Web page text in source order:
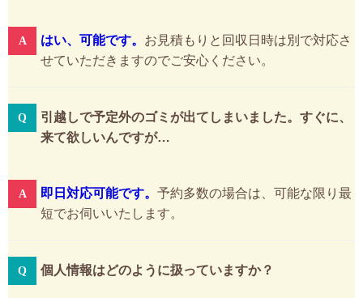
はい、可能です。 お見積もりと回収日時は別で対応さ
せていただきますのでご安心ください。
引越しで予定外のゴミが出てしまいました。すぐに、
来て欲しいんですが…
即日対応可能です。 予約多数の場合は、可能な限り最
短でお伺いいたします。
個人情報はどのように扱っていますか？